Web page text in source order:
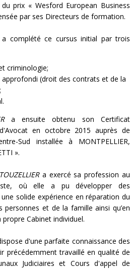
prix « Wesford European Business
par ses Directeurs de formation.
complété ce cursus initial par trois
criminologie;
(droit des contrats et de la
a ensuite obtenu son Certificat
en octobre 2015 auprès de
Sud installée à MONTPELLIER,
».
a exercé sa profession au
où elle a pu développer des
solide expérience en réparation du
et de la famille ainsi qu’en
Cabinet individuel.
d'une parfaite connaissance des
précédemment travaillé en qualité de
Judiciaires et Cours d'appel de